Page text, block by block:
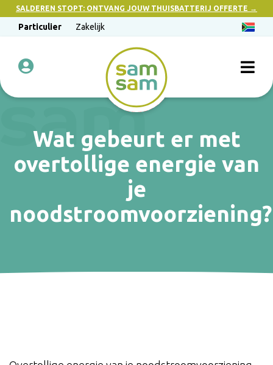
SALDEREN STOPT: ONTVANG JOUW THUISBATTERIJ OFFERTE →
Particulier Zakelijk
Wat gebeurt er met
overtollige energie van
je
noodstroomvoorziening?